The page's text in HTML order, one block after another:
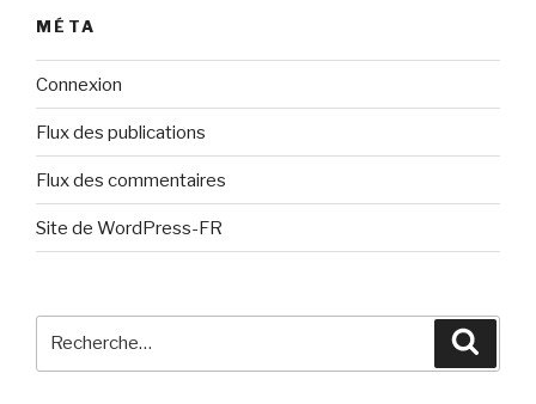
MÉTA
Connexion
Flux des publications
Flux des commentaires
Site de WordPress-FR